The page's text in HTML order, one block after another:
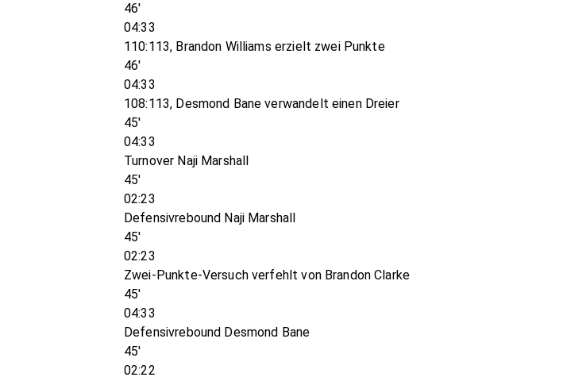
46'
04:33
110:113, Brandon Williams erzielt zwei Punkte
46'
04:33
108:113, Desmond Bane verwandelt einen Dreier
45'
04:33
Turnover Naji Marshall
45'
02:23
Defensivrebound Naji Marshall
45'
02:23
Zwei-Punkte-Versuch verfehlt von Brandon Clarke
45'
04:33
Defensivrebound Desmond Bane
45'
02:22